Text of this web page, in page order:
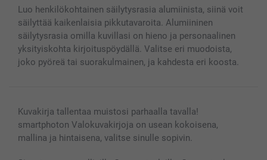
Kuvakalenterit & Päivyrit
Valokuvakehykset & Lisätarvikkeet
Lahjakortti
Kaikki kuvatuotteet
Investor Relations
Tilausten tila
Luo henkilökohtainen säilytysrasia alumiinista, siinä voit
säilyttää kaikenlaisia pikkutavaroita. Alumiininen
säilytysrasia omilla kuvillasi on hieno ja personaalinen
yksityiskohta kirjoituspöydällä. Valitse eri muodoista,
joko pyöreä tai suorakulmainen, ja kahdesta eri koosta.
Kuvakirja tallentaa muistosi parhaalla tavalla!
smartphoton Valokuvakirjoja on usean kokoisena,
mallina ja hintaisena, valitse sinulle sopivin.